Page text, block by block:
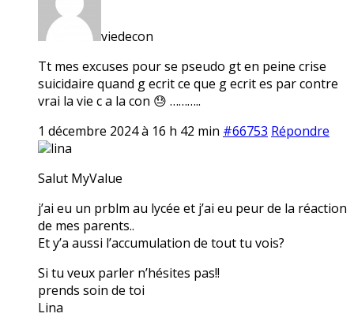
viedecon
Tt mes excuses pour se pseudo gt en peine crise
suicidaire quand g ecrit ce que g ecrit es par contre
vrai la vie c a la con 😓 ………..
1 décembre 2024 à 16 h 42 min #66753 Répondre
lina
Salut MyValue
j’ai eu un prblm au lycée et j’ai eu peur de la réaction
de mes parents..
Et y’a aussi l’accumulation de tout tu vois?
Si tu veux parler n’hésites pas!!
prends soin de toi
Lina